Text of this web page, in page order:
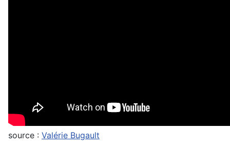
source : Valérie Bugault